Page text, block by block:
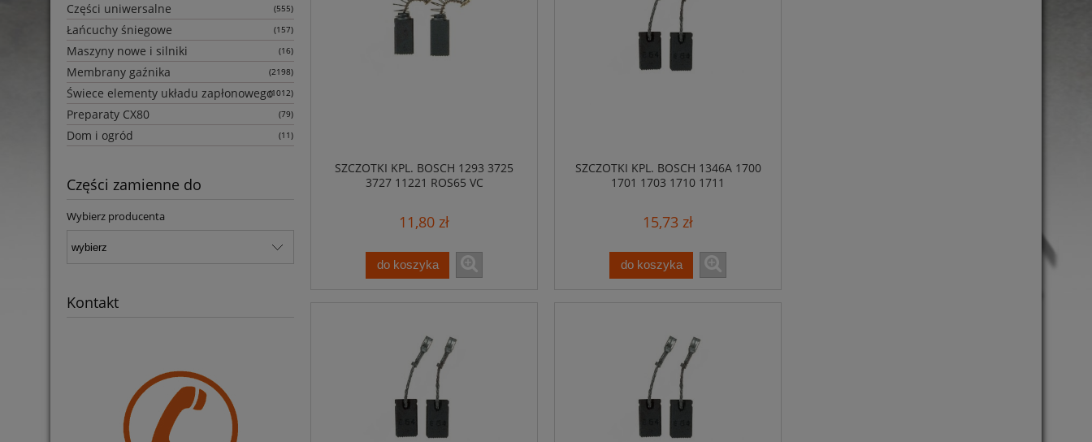
Części uniwersalne (555)
Łańcuchy śniegowe (157)
Maszyny nowe i silniki (16)
Membrany gaźnika (2198)
Świece elementy układu zapłonowego(1012)
Preparaty CX80 (79)
Dom i ogród (11)
Części zamienne do
Wybierz producenta
Kontakt
SZCZOTKI KPL. BOSCH 1293 3725
3727 11221 ROS65 VC
11,80 zł
do koszyka
SZCZOTKI KPL. BOSCH 1346A 1700
1701 1703 1710 1711
15,73 zł
do koszyka